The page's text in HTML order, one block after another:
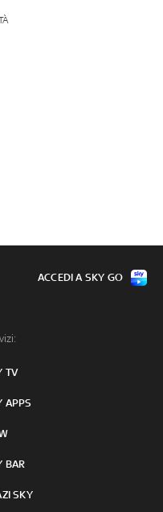
TV
APPS
BAR
SKY
ACCEDI A SKY GO